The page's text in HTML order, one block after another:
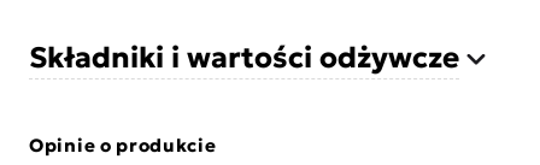
Składniki i wartości odżywcze
Opinie o produkcie